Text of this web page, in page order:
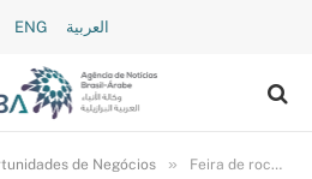
ENG العربية
de Negócios » Feira de rochas em Dubai rende US$ 1 milhão para o Brasil